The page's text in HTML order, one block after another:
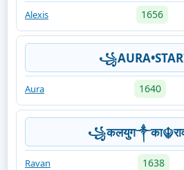
Alexis 1656
Aura 1640
Ravan 1638